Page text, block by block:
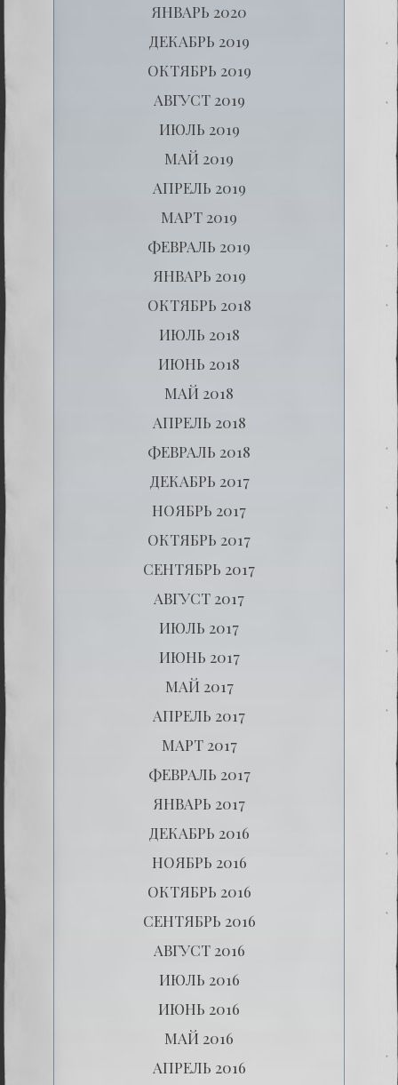
ЯНВАРЬ 2020
ДЕКАБРЬ 2019
ОКТЯБРЬ 2019
АВГУСТ 2019
ИЮЛЬ 2019
МАЙ 2019
АПРЕЛЬ 2019
МАРТ 2019
ФЕВРАЛЬ 2019
ЯНВАРЬ 2019
ОКТЯБРЬ 2018
ИЮЛЬ 2018
ИЮНЬ 2018
МАЙ 2018
АПРЕЛЬ 2018
ФЕВРАЛЬ 2018
ДЕКАБРЬ 2017
НОЯБРЬ 2017
ОКТЯБРЬ 2017
СЕНТЯБРЬ 2017
АВГУСТ 2017
ИЮЛЬ 2017
ИЮНЬ 2017
МАЙ 2017
АПРЕЛЬ 2017
МАРТ 2017
ФЕВРАЛЬ 2017
ЯНВАРЬ 2017
ДЕКАБРЬ 2016
НОЯБРЬ 2016
ОКТЯБРЬ 2016
СЕНТЯБРЬ 2016
АВГУСТ 2016
ИЮЛЬ 2016
ИЮНЬ 2016
МАЙ 2016
АПРЕЛЬ 2016